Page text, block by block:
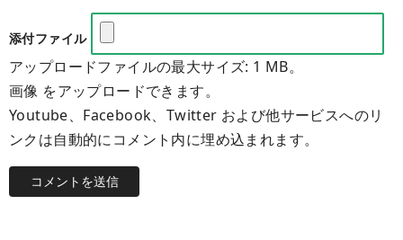
添付ファイル
アップロードファイルの最大サイズ: 1 MB。
画像 をアップロードできます。
Youtube、Facebook、Twitter および他サービスへのリ
ンクは自動的にコメント内に埋め込まれます。